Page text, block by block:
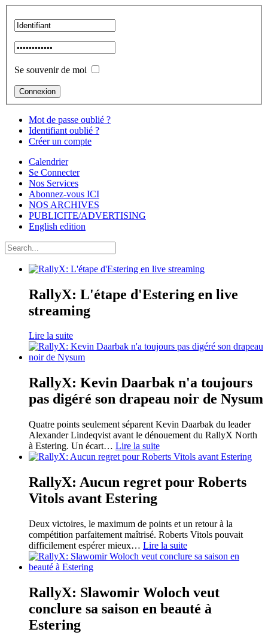
Se souvenir de moi
Mot de passe oublié ?
Identifiant oublié ?
Créer un compte
Calendrier
Se Connecter
Nos Services
Abonnez-vous ICI
NOS ARCHIVES
PUBLICITE/ADVERTISING
English edition
RallyX: L'étape d'Estering en live
streaming
Lire la suite
RallyX: Kevin Daarbak n'a toujours
pas digéré son drapeau noir de Nysum
Quatre points seulement séparent Kevin Daarbak du leader
Alexander Lindeqvist avant le dénouement du RallyX North
à Estering. Un écart… Lire la suite
RallyX: Aucun regret pour Roberts
Vitols avant Estering
Deux victoires, le maximum de points et un retour à la
compétition parfaitement maîtrisé. Roberts Vitols pouvait
difficilement espérer mieux… Lire la suite
RallyX: Slawomir Woloch veut
conclure sa saison en beauté à
Estering